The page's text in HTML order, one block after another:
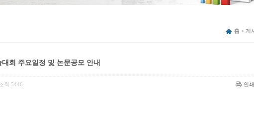
홈 > 게
회 주요일정 및 논문공모 안내
조회 5446 인쇄